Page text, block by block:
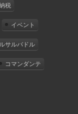
税
イベント
サルバドル
コマンダンテ